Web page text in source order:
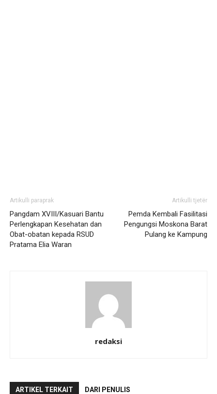
Artikulli paraprak
Pangdam XVIII/Kasuari Bantu
Perlengkapan Kesehatan dan
Obat-obatan kepada RSUD
Pratama Elia Waran
Artikulli tjetër
Pemda Kembali Fasilitasi
Pengungsi Moskona Barat
Pulang ke Kampung
redaksi
ARTIKEL TERKAIT DARI PENULIS